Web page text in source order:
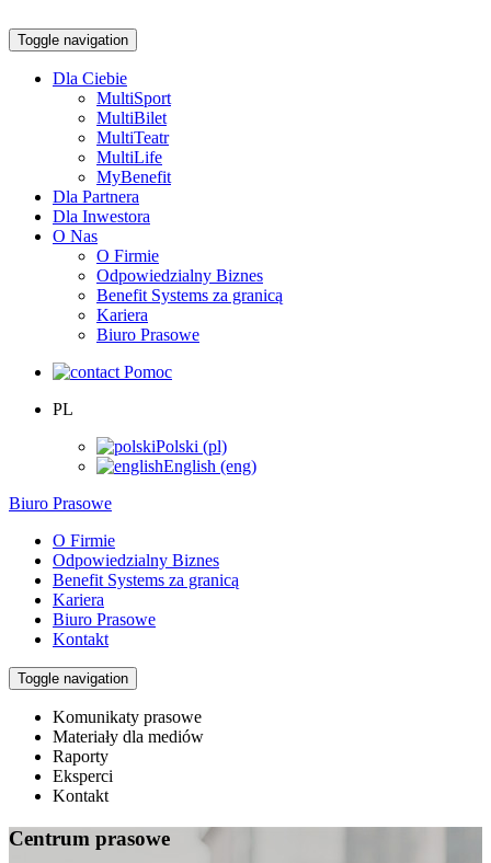
Toggle navigation
Dla Ciebie
MultiSport
MultiBilet
MultiTeatr
MultiLife
MyBenefit
Dla Partnera
Dla Inwestora
O Nas
O Firmie
Odpowiedzialny Biznes
Benefit Systems za granicą
Kariera
Biuro Prasowe
Pomoc
PL
Polski (pl)
English (eng)
Biuro Prasowe
O Firmie
Odpowiedzialny Biznes
Benefit Systems za granicą
Kariera
Biuro Prasowe
Kontakt
Toggle navigation
Komunikaty prasowe
Materiały dla mediów
Raporty
Eksperci
Kontakt
Centrum prasowe